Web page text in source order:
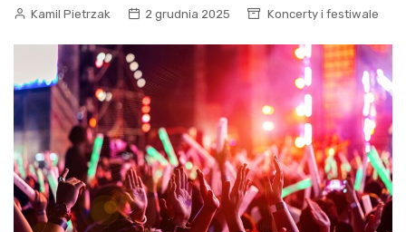
Kamil Pietrzak 2 grudnia 2025 Koncerty i festiwale